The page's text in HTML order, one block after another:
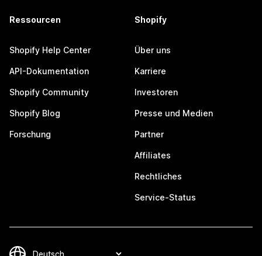
Ressourcen
Shopify Help Center
API-Dokumentation
Shopify Community
Shopify Blog
Forschung
Shopify
Über uns
Karriere
Investoren
Presse und Medien
Partner
Affiliates
Rechtliches
Service-Status